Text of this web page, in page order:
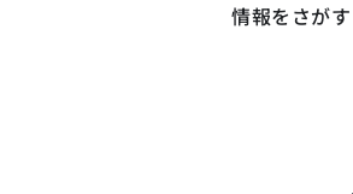
情報をさがす